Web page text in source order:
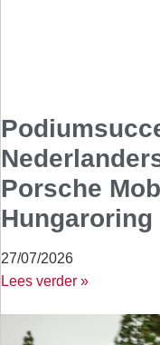
Porsche
Hungaroring
27/07/2026
Lees verder »